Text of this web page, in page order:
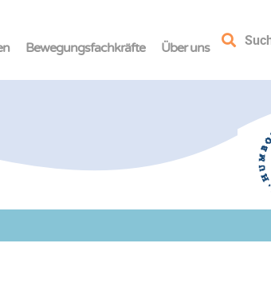
Bewegungsfachkräfte Über uns